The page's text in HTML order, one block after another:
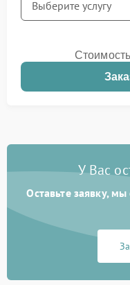
У Вас
Оставьте заявку,